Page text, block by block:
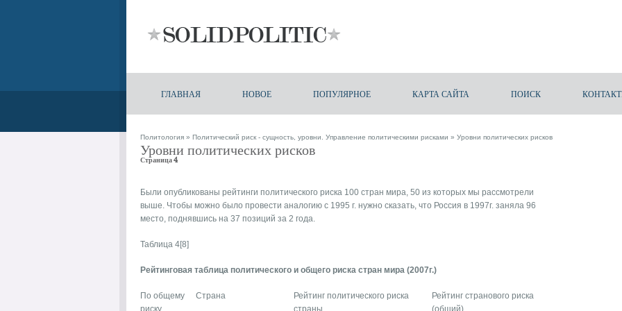
ГЛАВНАЯ НОВОЕ ПОПУЛЯРНОЕ КАРТА САЙТА ПОИСК
Политология » Политический риск - сущность, уровни. Управление политическими рисками » Уровни политических рисков
Уровни политических рисков
Страница 4
Были опубликованы рейтинги политического риска 100 стран мира, 50 из которых мы рассмотрели
выше. Чтобы можно было провести аналогию с 1995 г. нужно сказать, что Россия в 1997г. заняла 96
место, поднявшись на 37 позиций за 2 года.
Таблица 4[8]
Рейтинговая таблица политического и общего риска стран мира (2007г.)
По общему
риску
Страна
Рейтинг политического риска
страны
Рейтинг странового риска
(общий)